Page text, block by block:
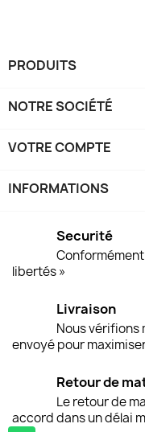
PRODUITS
NOTRE SOCIÉTÉ
VOTRE COMPTE
INFORMATIONS
Securité
libertés »
Livraison
Nous
envoyé pour
Retour de
Le retour de
accord dans un délai